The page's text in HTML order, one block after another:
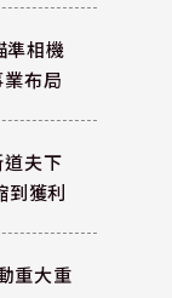
相機
布局
夫下
到獲利
重大重